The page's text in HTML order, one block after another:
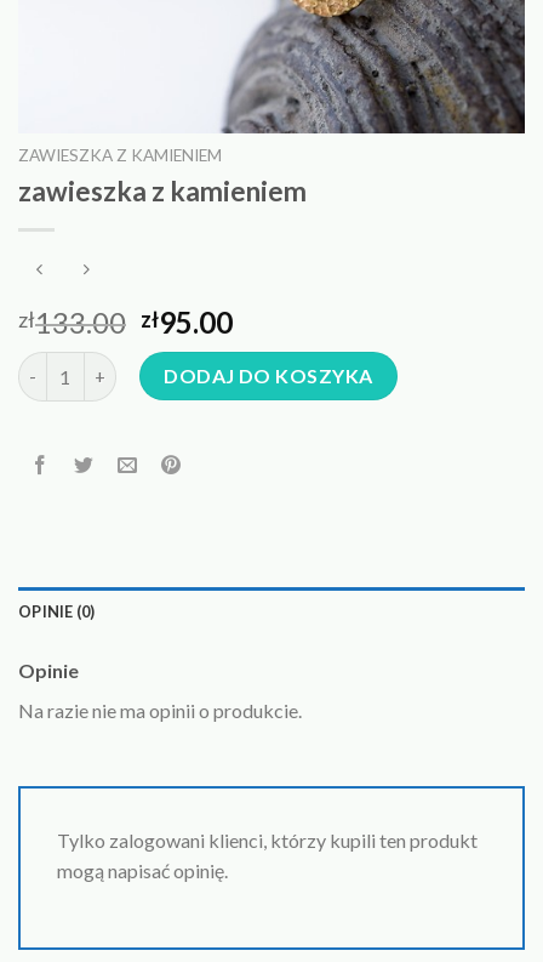
ZAWIESZKA Z KAMIENIEM
zawieszka z kamieniem
zł133.00 zł95.00
ilość zawieszka z kamieniemDODAJ DO KOSZYKA
OPINIE (0)
Opinie
Na razie nie ma opinii o produkcie.
Tylko zalogowani klienci, którzy kupili ten produkt
mogą napisać opinię.